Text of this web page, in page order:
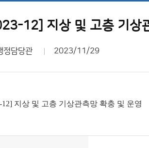
12] 지상 및 고층 기상
정담당관 2023/11/29
12] 지상 및 고층 기상관측망 확충 및 운영